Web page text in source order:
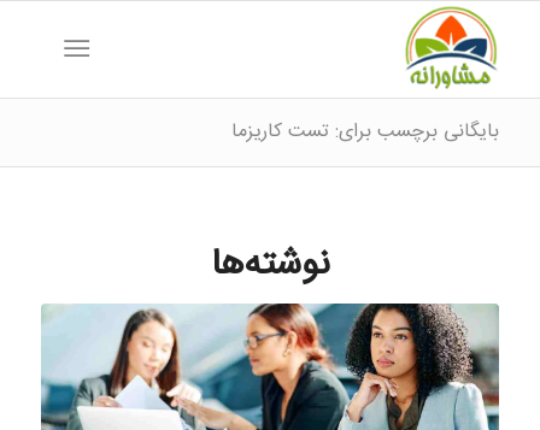
بایگانی برچسب برای: تست کاریزما
نوشته‌ها